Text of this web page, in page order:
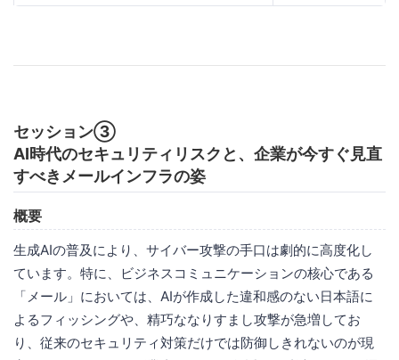
セッション③
AI時代のセキュリティリスクと、企業が今すぐ見直
すべきメールインフラの姿
概要
生成AIの普及により、サイバー攻撃の手口は劇的に高度化し
ています。特に、ビジネスコミュニケーションの核心である
「メール」においては、AIが作成した違和感のない日本語に
よるフィッシングや、精巧ななりすまし攻撃が急増してお
り、従来のセキュリティ対策だけでは防御しきれないのが現